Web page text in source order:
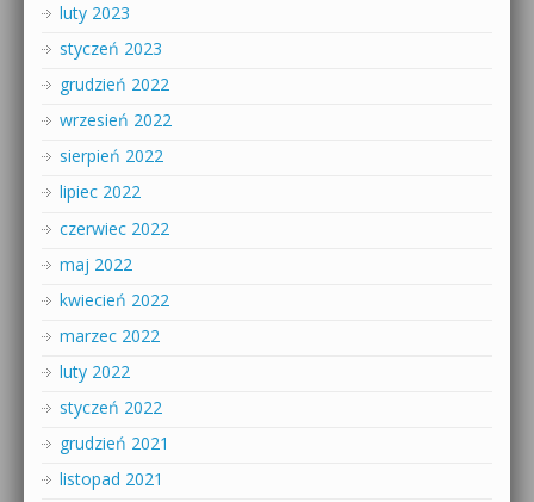
luty 2023
styczeń 2023
grudzień 2022
wrzesień 2022
sierpień 2022
lipiec 2022
czerwiec 2022
maj 2022
kwiecień 2022
marzec 2022
luty 2022
styczeń 2022
grudzień 2021
listopad 2021